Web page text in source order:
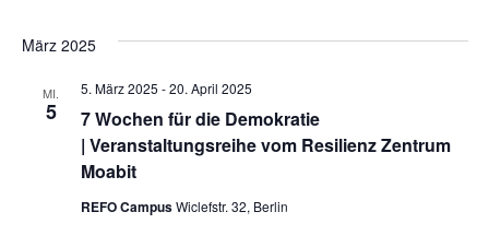
März 2025
MI.
5
7 Wochen für die Demokratie
| Veranstaltungsreihe vom Resilienz Zentrum
Moabit
5. März 2025 -20. April 2025
REFO CampusWiclefstr. 32, Berlin